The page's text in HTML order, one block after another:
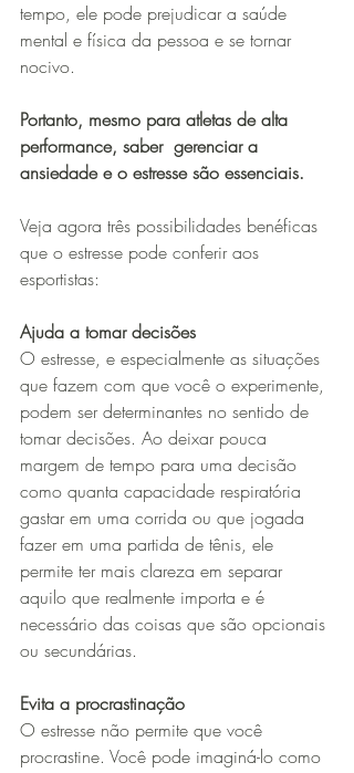
tempo, ele pode prejudicar a saúde
mental e física da pessoa e se tornar
nocivo.
Portanto, mesmo para atletas de alta
performance, saber  gerenciar a
ansiedade e o estresse são essenciais.
Veja agora três possibilidades benéficas
que o estresse pode conferir aos
esportistas:
Ajuda a tomar decisões
O estresse, e especialmente as situações
que fazem com que você o experimente,
podem ser determinantes no sentido de
tomar decisões. Ao deixar pouca
margem de tempo para uma decisão
como quanta capacidade respiratória
gastar em uma corrida ou que jogada
fazer em uma partida de tênis, ele
permite ter mais clareza em separar
aquilo que realmente importa e é
necessário das coisas que são opcionais
ou secundárias.
Evita a procrastinação
O estresse não permite que você
procrastine. Você pode imaginá-lo como